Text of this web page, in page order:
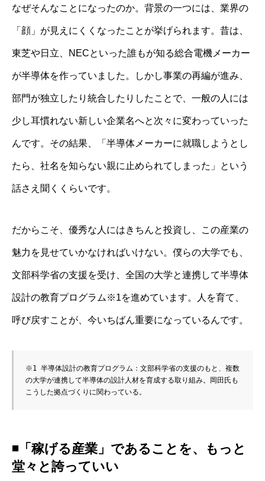
なぜそんなことになったのか。背景の一つには、業界の
「顔」が見えにくくなったことが挙げられます。昔は、
東芝や日立、NECといった誰もが知る総合電機メーカー
が半導体を作っていました。しかし事業の再編が進み、
部門が独立したり統合したりしたことで、一般の人には
少し耳慣れない新しい企業名へと次々に変わっていった
んです。その結果、「半導体メーカーに就職しようとし
たら、社名を知らない親に止められてしまった」という
話さえ聞くくらいです。
だからこそ、優秀な人にはきちんと投資し、この産業の
魅力を見せていかなければいけない。僕らの大学でも、
文部科学省の支援を受け、全国の大学と連携して半導体
設計の教育プログラム※1を進めています。人を育て、
呼び戻すことが、今いちばん重要になっているんです。
※1 半導体設計の教育プログラム：文部科学省の支援のもと、複数
の大学が連携して半導体の設計人材を育成する取り組み。岡田氏も
こうした拠点づくりに関わっている。
◾️「稼げる産業」であることを、もっと
堂々と誇っていい